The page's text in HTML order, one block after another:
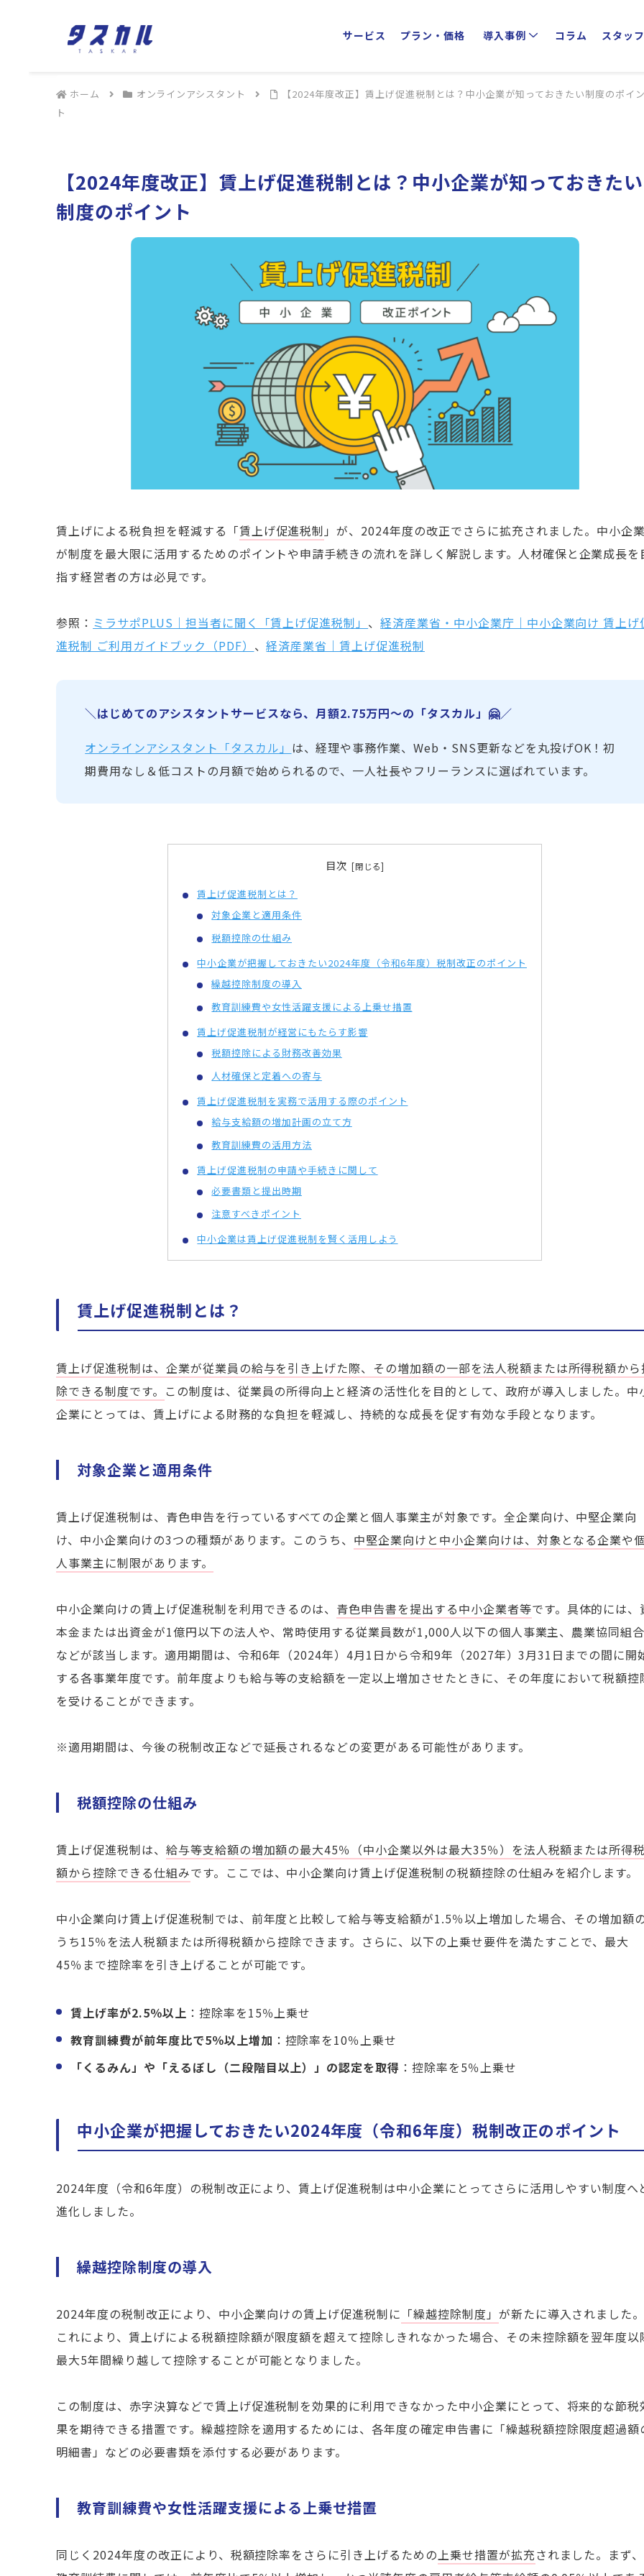
サービス プラン・価格
導入事例
業種別活用方法
コラム スタッ
ホーム オンラインアシスタント
【2024年度改正】賃上げ促進税制とは？中小企業が知っておきたい制度のポイン
ト
【2024年度改正】賃上げ促進税制とは？中小企業が知っておきたい
制度のポイント
賃上げによる税負担を軽減する「賃上げ促進税制 」が、2024年度の改正でさらに拡充されました。 中小企業
が制度を最大限に活用するためのポイントや申請手続きの流れを詳しく解説します。 人材確保と企業成長を
指す経営者の方は必見です。
参照： ミラサポPLUS｜担当者に聞く「賃上げ促進税制」 、経済産業省・中小企業庁｜中小企業向け 賃上げ
進税制 ご利用ガイドブック（PDF） 、経済産業省｜賃上げ促進税制
＼はじめてのアシスタントサービスなら、月額2.75万円〜の「タスカル」🤗／
オンラインアシスタント「タスカル」 は、経理や事務作業、Web・SNS更新などを丸投げOK！初
期費用なし＆低コストの月額で始められるので、一人社長やフリーランスに選ばれています。
目次
賃上げ促進税制とは？
対象企業と適用条件
税額控除の仕組み
中小企業が把握しておきたい2024年度（令和6年度）税制改正のポイント
繰越控除制度の導入
教育訓練費や女性活躍支援による上乗せ措置
賃上げ促進税制が経営にもたらす影響
税額控除による財務改善効果
人材確保と定着への寄与
賃上げ促進税制を実務で活用する際のポイント
給与支給額の増加計画の立て方
教育訓練費の活用方法
賃上げ促進税制の申請や手続きに関して
必要書類と提出時期
注意すべきポイント
中小企業は賃上げ促進税制を賢く活用しよう
賃上げ促進税制とは？
賃上げ促進税制は、企業が従業員の給与を引き上げた際、その増加額の一部を法人税額または所得税額から
除できる制度です。 この制度は、従業員の所得向上と経済の活性化を目的として、政府が導入しました。 中
企業にとっては、賃上げによる財務的な負担を軽減し、持続的な成長を促す有効な手段となります。
対象企業と適用条件
賃上げ促進税制は、青色申告を行っているすべての企業と個人事業主が対象です。全企業向け、中堅企業向
け、中小企業向けの3つの種類があります。このうち、 中堅企業向けと中小企業向けは、対象となる企業や
人事業主に制限があります。
中小企業向けの賃上げ促進税制を利用できるのは、 青色申告書を提出する中小企業者等です。​ 具体的には、
本金または出資金が1億円以下の法人や、常時使用する従業員数が1,000人以下の個人事業主、農業協同組合
などが該当します。 適用期間は、令和6年（2024年）4月1日から令和9年（2027年）3月31日までの間に開
する各事業年度です。 前年度よりも給与等の支給額を一定以上増加させたときに、その年度において税額控
を受けることができます。
※適用期間は、今後の税制改正などで延長されるなどの変更がある可能性があります。
税額控除の仕組み
賃上げ促進税制は、 給与等支給額の増加額の最大45％（中小企業以外は最大35％）を法人税額または所得税
額から控除できる仕組みです。ここでは、中小企業向け賃上げ促進税制の税額控除の仕組みを紹介します。
中小企業向け賃上げ促進税制では、前年度と比較して給与等支給額が1.5％以上増加した場合、その増加額
うち15％を法人税額または所得税額から控除できます。 さらに、以下の上乗せ要件を満たすことで、最大
45％まで控除率を引き上げることが可能です。
賃上げ率が2.5％以上 ：控除率を15％上乗せ
教育訓練費が前年度比で5％以上増加 ：控除率を10％上乗せ
「くるみん」や「えるぼし（二段階目以上）」の認定を取得 ：控除率を5％上乗せ
中小企業が把握しておきたい2024年度（令和6年度）税制改正のポイント
2024年度（令和6年度）の税制改正により、賃上げ促進税制は中小企業にとってさらに活用しやすい制度へ
進化しました。
繰越控除制度の導入
2024年度の税制改正により、中小企業向けの賃上げ促進税制に 「繰越控除制度」 が新たに導入されました。
これにより、賃上げによる税額控除額が限度額を超えて控除しきれなかった場合、その未控除額を翌年度以
最大5年間繰り越して控除することが可能となりました。
この制度は、赤字決算などで賃上げ促進税制を効果的に利用できなかった中小企業にとって、将来的な節税
果を期待できる措置です。 ​繰越控除を適用するためには、各年度の確定申告書に「繰越税額控除限度超過額
明細書」などの必要書類を添付する必要があります。
教育訓練費や女性活躍支援による上乗せ措置
同じく2024年度の改正により、税額控除率をさらに引き上げるための上乗せ措置が拡充されました。 まず、